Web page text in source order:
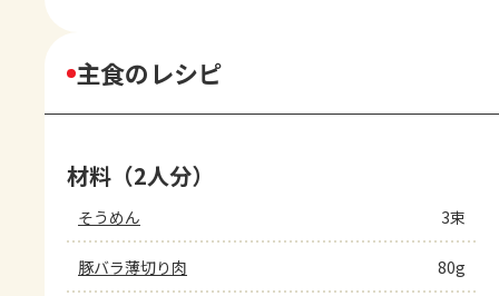
主食のレシピ
材料（2人分）
そうめん 3束
豚バラ薄切り肉 80g